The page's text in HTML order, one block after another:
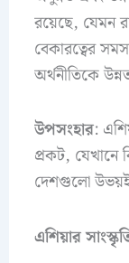
রয়েছে, যেমন
বেকারত্বের
অর্থনীতিকে
উপসংহার:
প্রকট, যেখানে
দেশগুলো উভয়ই
এশিয়ার